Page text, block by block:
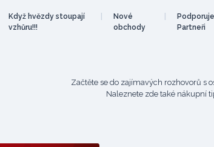
Když hvězdy stoupají
vzhůru!!!
Nové
obchody
Partneři
Začtěte se do zajímavých rozhovorů s
Naleznete zde také nákupní